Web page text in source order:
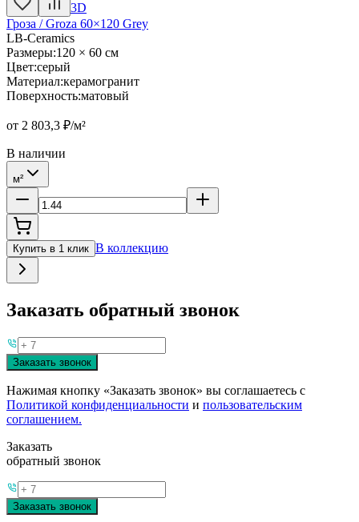
3D
Гроза / Groza 60×120 Grey
LB-Ceramics
Размеры:120 × 60 см
Цвет:серый
Материал:керамогранит
Поверхность:матовый
от 2 803,3 ₽/м²
В наличии
м²
Купить в 1 клик В коллекцию
Заказать обратный звонок
Заказать звонок
Нажимая кнопку «Заказать звонок» вы соглашаетесь с
Политикой конфиденциальности и пользовательским
соглашением.
Заказать
обратный звонок
Заказать звонок